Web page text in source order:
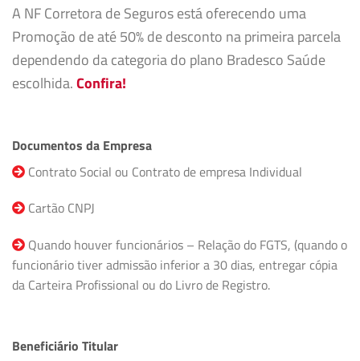
A NF Corretora de Seguros está oferecendo uma
Promoção de até 50% de desconto na primeira parcela
dependendo da categoria do plano Bradesco Saúde
escolhida.Confira!
Documentos da Empresa
Contrato Social ou Contrato de empresa Individual
Cartão CNPJ
Quando houver funcionários – Relação do FGTS, (quando o
funcionário tiver admissão inferior a 30 dias, entregar cópia
da Carteira Profissional ou do Livro de Registro.
Beneficiário Titular